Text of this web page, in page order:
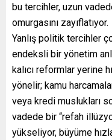
bu tercihler, uzun
omurgasını zayıflatıyor.
Yanlış politik tercihler
endeksli bir yönetim
kalıcı reformlar yerine
yönelir; kamu
veya kredi muslukları
vadede bir “refah
yükseliyor, büyüme